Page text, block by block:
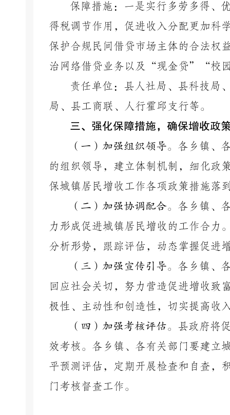
保障措施：一是实行多劳多得、
得税调节作用，促进收入分配更加科
保护合规民间借贷市场主体的合法权
治网络借贷业务以及
“现金贷”“校
责任单位：县人社局、县科技局
局、县工商联、人行霍邱支行等。
三、强化保障措施，确保增收政
（一）加强组织领导。 各乡镇、
的组织领导，建立体制机制，细化政
保城镇居民增收工作各项政策措施落
（二）加强协调配合。 各乡镇、
力形成促进城镇居民增收的工作合力
分析形势，跟踪评估，动态掌握促进
（三）加强宣传引导。 各乡镇、
回应社会关切，努力营造促进增收致
极性、主动性和创造性，切实提高收
（四）加强考核评估。 县政府将
效考核。各乡镇、各有关部门要建立
平预测评估，定期开展检查和自查，
门考核督查工作。